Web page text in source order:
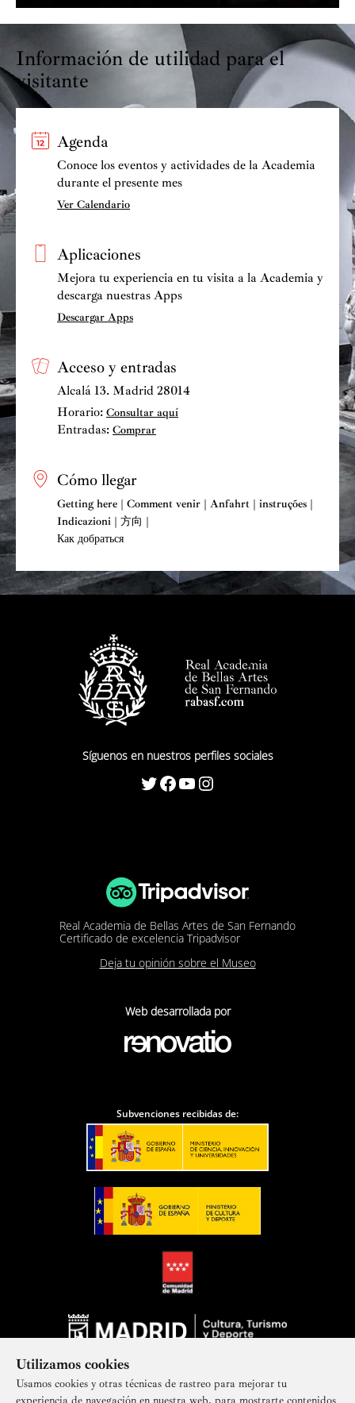
Utilizamos cookies
Usamos cookies y otras técnicas de rastreo para mejorar tu
Información de utilidad para el
visitante
Agenda
Conoce los eventos y actividades de la Academia
durante el presente mes
Ver Calendario
Aplicaciones
Mejora tu experiencia en tu visita a la Academia y
descarga nuestras Apps
Descargar Apps
Acceso y entradas
Alcalá 13. Madrid 28014
Horario: Consultar aquí
Entradas: Comprar
Cómo llegar
Getting here | Comment venir | Anfahrt | instruções |
Indicazioni | 方向 |
Как добраться
Síguenos en nuestros perfiles sociales
Twitter Facebook YouTube Instagram
Real Academia de Bellas Artes de San Fernando
Certificado de excelencia Tripadvisor
Deja tu opinión sobre el Museo
Web desarrollada por
Subvenciones recibidas de: